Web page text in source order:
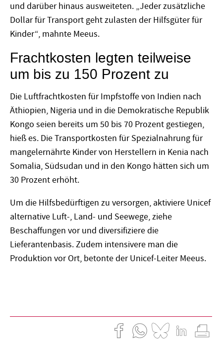
und darüber hinaus ausweiteten. „Jeder zusätzliche
Dollar für Transport geht zulasten der Hilfsgüter für
Kinder“, mahnte Meeus.
Frachtkosten legten teilweise
um bis zu 150 Prozent zu
Die Luftfrachtkosten für Impfstoffe von Indien nach
Äthiopien, Nigeria und in die Demokratische Republik
Kongo seien bereits um 50 bis 70 Prozent gestiegen,
hieß es. Die Transportkosten für Spezialnahrung für
mangelernährte Kinder von Herstellern in Kenia nach
Somalia, Südsudan und in den Kongo hätten sich um
30 Prozent erhöht.
Um die Hilfsbedürftigen zu versorgen, aktiviere Unicef
alternative Luft-, Land- und Seewege, ziehe
Beschaffungen vor und diversifiziere die
Lieferantenbasis. Zudem intensivere man die
Produktion vor Ort, betonte der Unicef-Leiter Meeus.